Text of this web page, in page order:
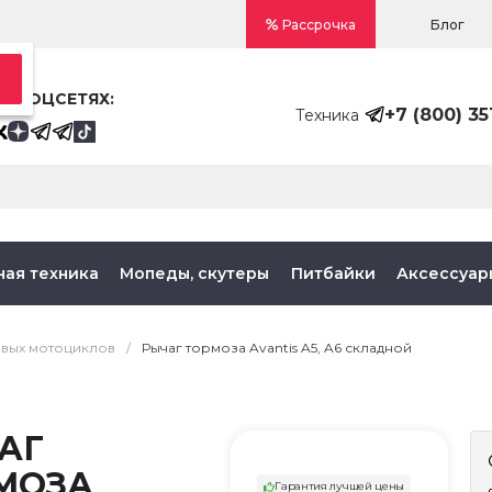
Рассрочка Блог
СОЦСЕТЯХ:
Техника
+7 (800)
техника Мопеды, скутеры Питбайки
мотоциклов / Рычаг тормоза Avantis A5, A6 складной
Гарантия лучшей цены